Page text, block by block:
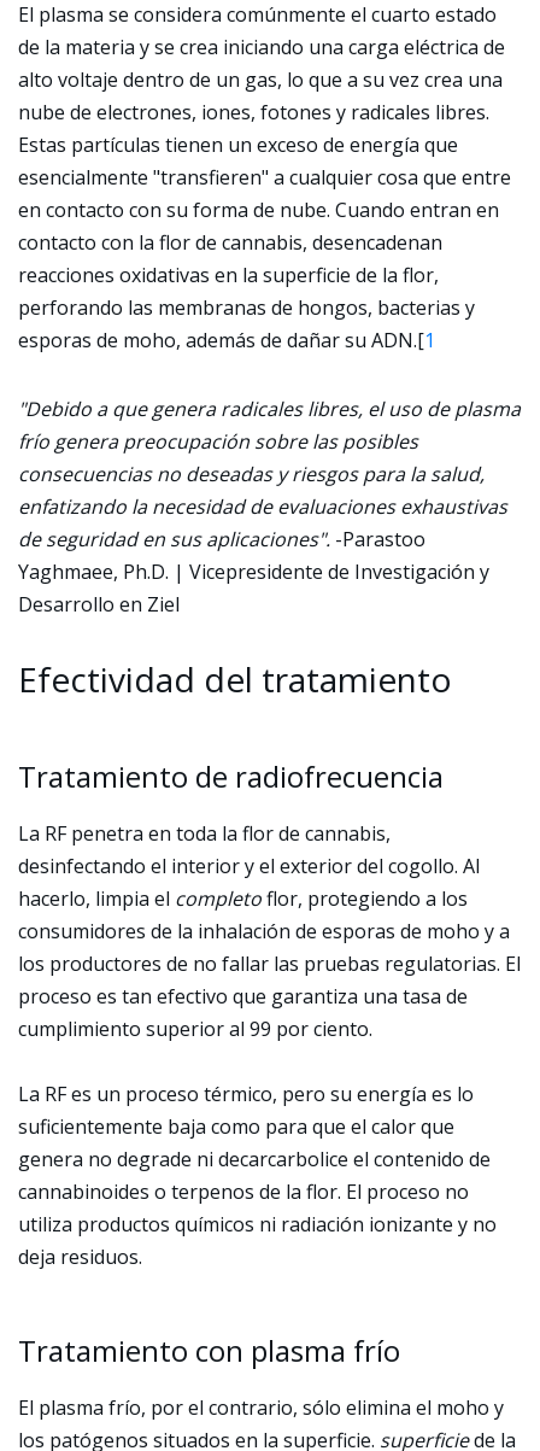
El plasma se considera comúnmente el cuarto estado
de la materia y se crea iniciando una carga eléctrica de
alto voltaje dentro de un gas, lo que a su vez crea una
nube de electrones, iones, fotones y radicales libres.
Estas partículas tienen un exceso de energía que
esencialmente "transfieren" a cualquier cosa que entre
en contacto con su forma de nube. Cuando entran en
contacto con la flor de cannabis, desencadenan
reacciones oxidativas en la superficie de la flor,
perforando las membranas de hongos, bacterias y
esporas de moho, además de dañar su ADN.[1
"Debido a que genera radicales libres, el uso de plasma
frío genera preocupación sobre las posibles
consecuencias no deseadas y riesgos para la salud,
enfatizando la necesidad de evaluaciones exhaustivas
de seguridad en sus aplicaciones". -Parastoo
Yaghmaee, Ph.D. | Vicepresidente de Investigación y
Desarrollo en Ziel
Efectividad del tratamiento
Tratamiento de radiofrecuencia
La RF penetra en toda la flor de cannabis,
desinfectando el interior y el exterior del cogollo. Al
hacerlo, limpia el completoflor, protegiendo a los
consumidores de la inhalación de esporas de moho y a
los productores de no fallar las pruebas regulatorias. El
proceso es tan efectivo que garantiza una tasa de
cumplimiento superior al 99 por ciento.
La RF es un proceso térmico, pero su energía es lo
suficientemente baja como para que el calor que
genera no degrade ni decarcarbolice el contenido de
cannabinoides o terpenos de la flor. El proceso no
utiliza productos químicos ni radiación ionizante y no
deja residuos.
Tratamiento con plasma frío
El plasma frío, por el contrario, sólo elimina el moho y
los patógenos situados en la superficie. superficiede la